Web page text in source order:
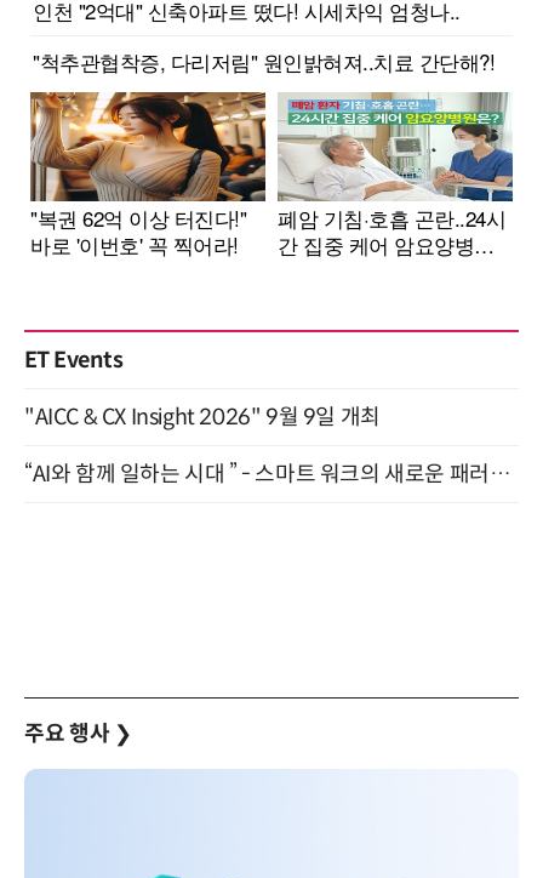
ET Events
"AICC & CX Insight 2026" 9월 9일 개최
“AI와 함께 일하는 시대 ” - 스마트 워크의 새로운 패러다임 (9/11)
주요 행사 ❯